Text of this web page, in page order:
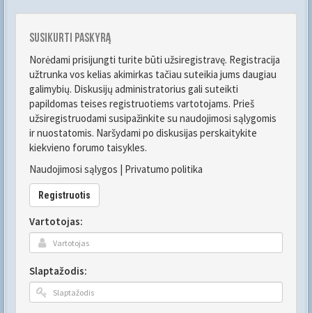
Susikurti paskyrą
Norėdami prisijungti turite būti užsiregistravę. Registracija
užtrunka vos kelias akimirkas tačiau suteikia jums daugiau
galimybių. Diskusijų administratorius gali suteikti
papildomas teises registruotiems vartotojams. Prieš
užsiregistruodami susipažinkite su naudojimosi sąlygomis
ir nuostatomis. Naršydami po diskusijas perskaitykite
kiekvieno forumo taisykles.
Naudojimosi sąlygos | Privatumo politika
Registruotis
Vartotojas:
Slaptažodis: